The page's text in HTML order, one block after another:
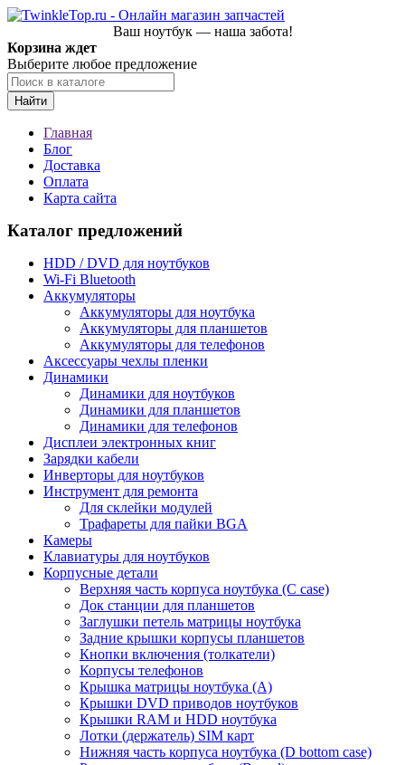
Ваш ноутбук — наша забота!
Корзина ждет
Выберите любое предложение
Найти
Главная
Блог
Доставка
Оплата
Карта сайта
Каталог предложений
HDD / DVD для ноутбуков
Wi-Fi Bluetooth
Аккумуляторы
Аккумуляторы для ноутбука
Аккумуляторы для планшетов
Аккумуляторы для телефонов
Аксессуары чехлы пленки
Динамики
Динамики для ноутбуков
Динамики для планшетов
Динамики для телефонов
Дисплеи электронных книг
Зарядки кабели
Инверторы для ноутбуков
Инструмент для ремонта
Для склейки модулей
Трафареты для пайки BGA
Камеры
Клавиатуры для ноутбуков
Корпусные детали
Верхняя часть корпуса ноутбука (С case)
Док станции для планшетов
Заглушки петель матрицы ноутбука
Задние крышки корпусы планшетов
Кнопки включения (толкатели)
Корпусы телефонов
Крышка матрицы ноутбука (A)
Крышки DVD приводов ноутбуков
Крышки RAM и HDD ноутбука
Лотки (держатель) SIM карт
Нижняя часть корпуса ноутбука (D bottom case)